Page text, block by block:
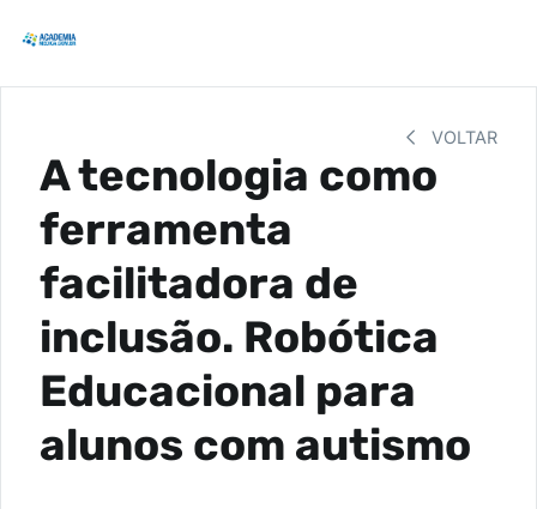
VOLTAR
A tecnologia como
ferramenta
facilitadora de
inclusão. Robótica
Educacional para
alunos com autismo